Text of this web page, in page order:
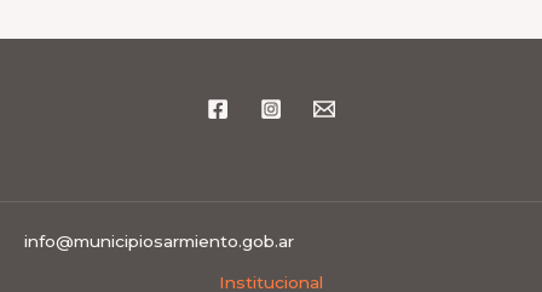
info@municipiosarmiento.gob.ar
Institucional